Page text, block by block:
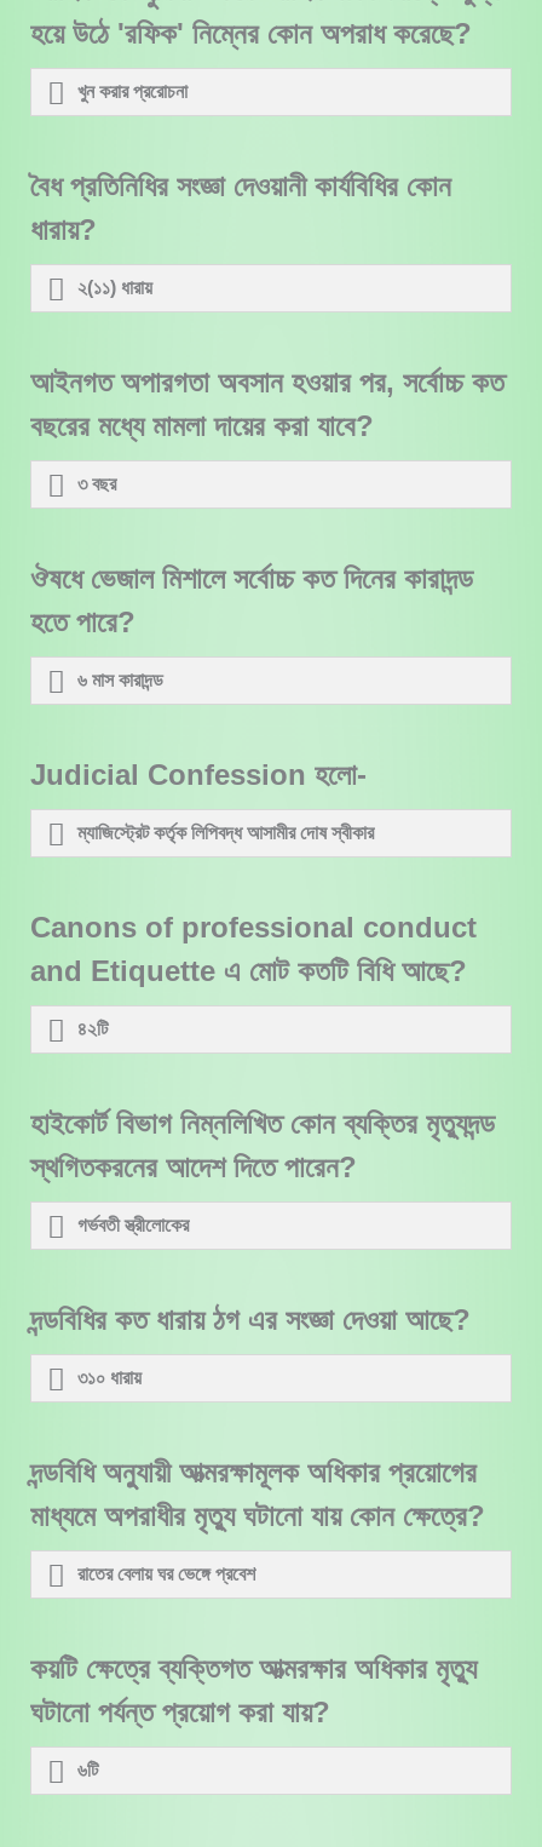
হয়ে উঠে 'রফিক' নিম্নের কোন অপরাধ করেছে?
খুন করার প্ররোচনা
বৈধ প্রতিনিধির সংজ্ঞা দেওয়ানী কার্যবিধির কোন
ধারায়?
২(১১) ধারায়
আইনগত অপারগতা অবসান হওয়ার পর, সর্বোচ্চ কত
বছরের মধ্যে মামলা দায়ের করা যাবে?
৩ বছর
ঔষধে ভেজাল মিশালে সর্বোচ্চ কত দিনের কারাদন্ড
হতে পারে?
৬ মাস কারাদন্ড
Judicial Confession হলো-
ম্যাজিস্ট্রেট কর্তৃক লিপিবদ্ধ আসামীর দোষ স্বীকার
Canons of professional conduct
and Etiquette এ মোট কতটি বিধি আছে?
৪২টি
হাইকোর্ট বিভাগ নিম্নলিখিত কোন ব্যক্তির মৃত্যুদন্ড
স্থগিতকরনের আদেশ দিতে পারেন?
গর্ভবতী স্ত্রীলোকের
দন্ডবিধির কত ধারায় ঠগ এর সংজ্ঞা দেওয়া আছে?
৩১০ ধারায়
দন্ডবিধি অনুুযায়ী আত্মরক্ষামূলক অধিকার প্রয়োগের
মাধ্যমে অপরাধীর মৃত্যু ঘটানো যায় কোন ক্ষেত্রে?
রাতের বেলায় ঘর ভেঙ্গে প্রবেশ
কয়টি ক্ষেত্রে ব্যক্তিগত আত্মরক্ষার অধিকার মৃত্যু
ঘটানো পর্যন্ত প্রয়োগ করা যায়?
৬টি